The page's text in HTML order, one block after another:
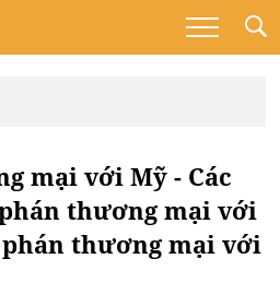
mại với Mỹ - Các
thương mại với
thương mại với